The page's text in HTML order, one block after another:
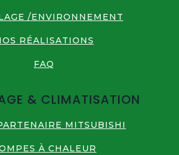
/ENVIRONNEMENT
RÉALISATIONS
FAQ
& CLIMATISATION
MITSUBISHI
À CHALEUR